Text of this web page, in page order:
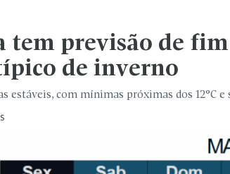
tem previsão de fim
de inverno
estáveis, com mínimas próximas dos 12°C